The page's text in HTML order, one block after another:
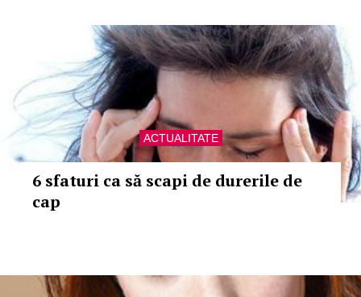
ACTUALITATE
6 sfaturi ca să scapi de durerile de
cap